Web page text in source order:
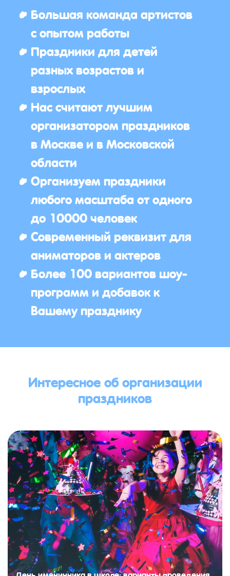
Большая команда артистов
с опытом работы
Праздники для детей
разных возрастов и
взрослых
Нас считают лучшим
организатором праздников
в Москве и в Московской
области
Организуем праздники
любого масштаба от одного
до 10000 человек
Современный реквизит для
аниматоров и актеров
Более 100 вариантов шоу-
программ и добавок к
Вашему празднику
Интересное об организации
праздников